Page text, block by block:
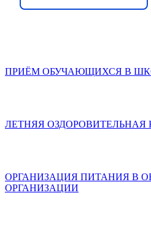
ПРИЁМ ОБУЧАЮЩИХСЯ В
ЛЕТНЯЯ ОЗДОРОВИТЕЛЬНАЯ
ОРГАНИЗАЦИЯ ПИТАНИЯ В
ОРГАНИЗАЦИИ